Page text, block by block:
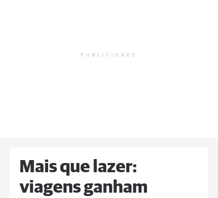
PUBLICIDADE
Mais que lazer:
viagens ganham